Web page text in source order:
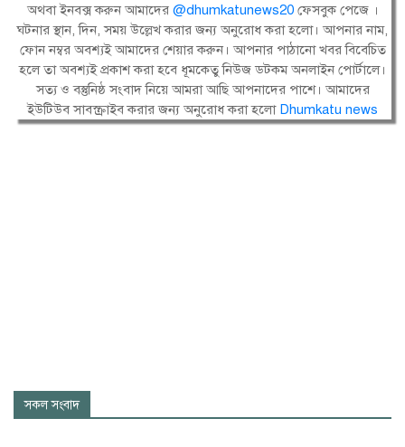
অথবা ইনবক্স করুন আমাদের@dhumkatunews20 ফেসবুক পেজে ।
ঘটনার স্থান, দিন, সময় উল্লেখ করার জন্য অনুরোধ করা হলো। আপনার নাম,
ফোন নম্বর অবশ্যই আমাদের শেয়ার করুন। আপনার পাঠানো খবর বিবেচিত
হলে তা অবশ্যই প্রকাশ করা হবে ধূমকেতু নিউজ ডটকম অনলাইন পোর্টালে।
সত্য ও বস্তুনিষ্ঠ সংবাদ নিয়ে আমরা আছি আপনাদের পাশে। আমাদের
ইউটিউব সাবস্ক্রাইব করার জন্য অনুরোধ করা হলো Dhumkatu news
সকল সংবাদ